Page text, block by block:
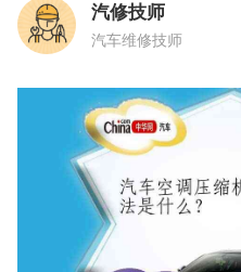
汽修技师
汽车维修技师